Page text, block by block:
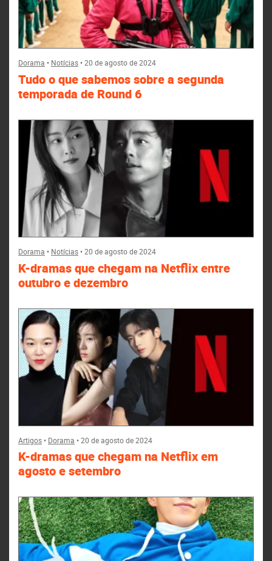
Dorama • Notícias•20 de agosto de 2024
Tudo o que sabemos sobre a segunda
temporada de Round 6
Dorama • Notícias•20 de agosto de 2024
K-dramas que chegam na Netflix entre
outubro e dezembro
Artigos• Dorama •20 de agosto de 2024
K-dramas que chegam na Netflix em
agosto e setembro